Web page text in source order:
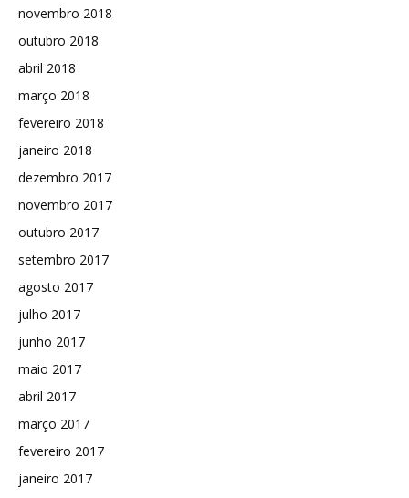
novembro 2018
outubro 2018
abril 2018
março 2018
fevereiro 2018
janeiro 2018
dezembro 2017
novembro 2017
outubro 2017
setembro 2017
agosto 2017
julho 2017
junho 2017
maio 2017
abril 2017
março 2017
fevereiro 2017
janeiro 2017